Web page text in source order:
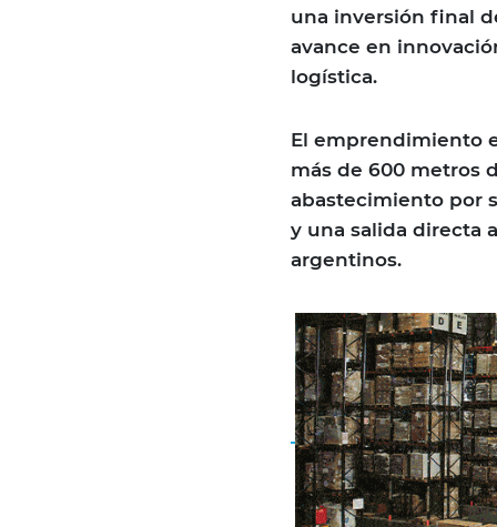
una inversión final
avance en
logística.
El emprendimiento
más de 600 metros
abastecimiento por
y una salida directa
argentinos.